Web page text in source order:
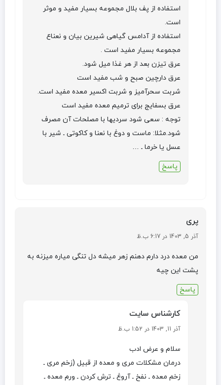
استفاده از پف بلال مجموعه بسیار مفید و موثر
است.
استفاده از آدامس گیاهی شیرین بیان و نعناع
مجموعه بسیار مفید است .
عرق تیزن بعد از هر غذا میل شود.
عرق دارچین صبح و شب مفید است
شربت سحرآمیز و شربت اکسیر معده مفید است.
عرق بسفایج برای ترمیم معده مفید است
توجه : سعی شود سردیها با مصلحات آن مصرف
شود.مثلا: ماست و دوغ با نعنا و کاکوتی ـ شیر با
عسل یا خرما ـ …
پاسخ
پری
آذر 5, 1403 در 6:17 ب.ظ
من معده درد دارم دهنم زهر میشه دل تنگی میاره میزنه به
پشت این چیه
پاسخ
کارشناس سایت
آذر 11, 1403 در 1:52 ب.ظ
سلام و عرض ادب
درمان مشکلات مری و معده از قبیل (زخم مری ـ
زخم معده ـ نفخ ـ آروغ ـ ترش کردن ـ ورم معده ـ